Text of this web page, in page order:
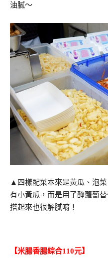
油膩～
▲四樣配菜本來是黃瓜、泡
有小黃瓜，而是用了醃蘿蔔
搭起來也很解膩唷！
【米腸香腸綜合110元】